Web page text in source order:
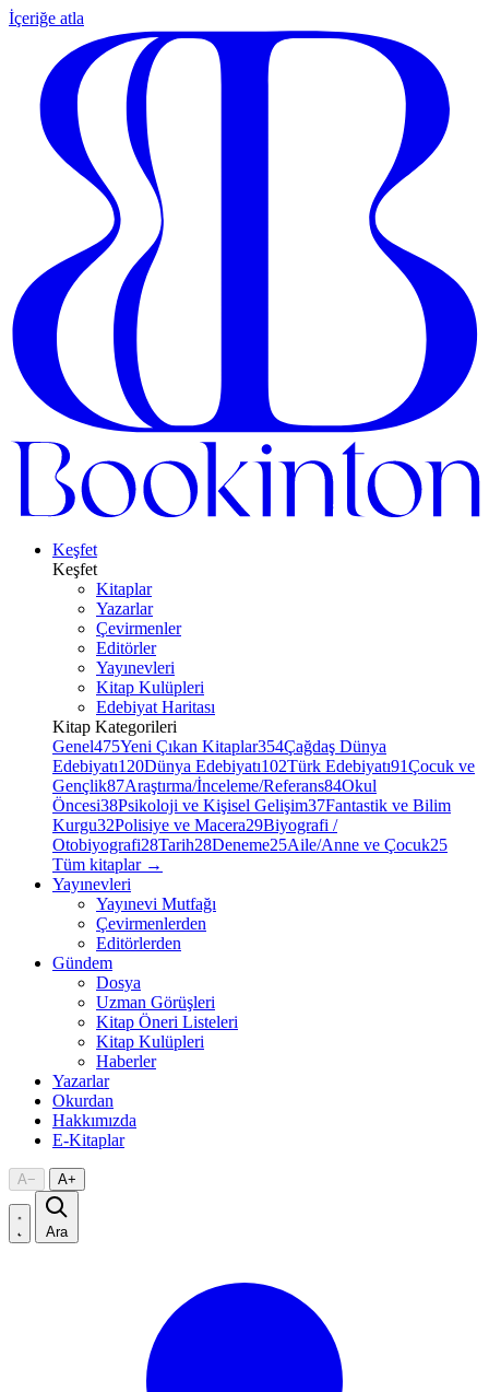
İçeriğe atla
Keşfet
Keşfet
Kitaplar
Yazarlar
Çevirmenler
Editörler
Yayınevleri
Kitap Kulüpleri
Edebiyat Haritası
Kitap Kategorileri
Genel475Yeni Çıkan Kitaplar354Çağdaş Dünya
Edebiyatı120Dünya Edebiyatı102Türk Edebiyatı91Çocuk ve
Gençlik87Araştırma/İnceleme/Referans84Okul
Öncesi38Psikoloji ve Kişisel Gelişim37Fantastik ve Bilim
Kurgu32Polisiye ve Macera29Biyografi /
Otobiyografi28Tarih28Deneme25Aile/Anne ve Çocuk25
Tüm kitaplar →
Yayınevleri
Yayınevi Mutfağı
Çevirmenlerden
Editörlerden
Gündem
Dosya
Uzman Görüşleri
Kitap Öneri Listeleri
Kitap Kulüpleri
Haberler
Yazarlar
Okurdan
Hakkımızda
E-Kitaplar
A− A+
Ara